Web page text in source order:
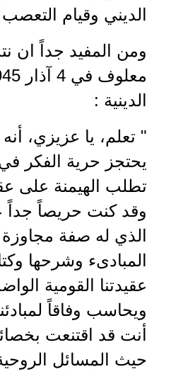
الديني وقيام
ومن المفيد جداً ان
الدينية :
" تعلم، يا عزيزي،
يحتجز حرية الفكر
تطلب الهيمنة على
وقد كنت حريصاً جداً
الذي له صفة
المبادىء وشرحها
عقيدتنا القومية
ويحاسب وفاقاً
أنت قد اقتنعت
حيث المسائل